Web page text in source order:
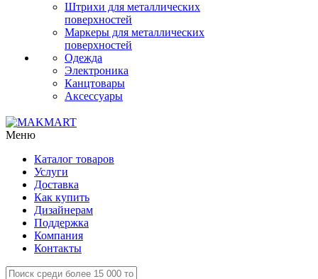
Штрихи для металлических
поверхностей
Маркеры для металлических
поверхностей
Одежда
Электроника
Канцтовары
Аксессуары
Меню
Каталог товаров
Услуги
Доставка
Как купить
Дизайнерам
Поддержка
Компания
Контакты